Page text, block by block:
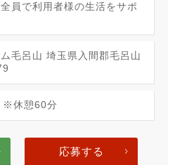
員で利用者様の生活をサポ
毛呂山 埼玉県入間郡毛呂山
※休憩60分
応募する